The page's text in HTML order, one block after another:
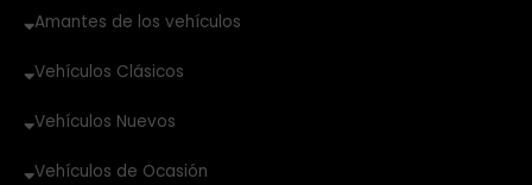
Amantes de los vehículos
Vehículos Clásicos
Vehículos Nuevos
Vehículos de Ocasión